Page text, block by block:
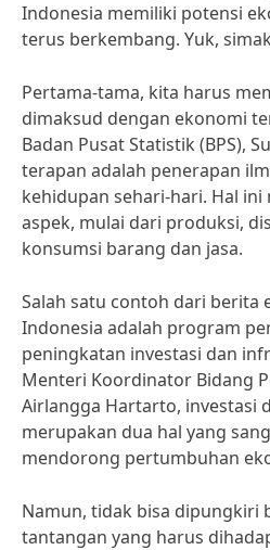
Indonesia memiliki potensi
terus berkembang. Yuk,
Pertama-tama, kita harus
dimaksud dengan ekonomi
Badan Pusat Statistik (BPS),
terapan adalah penerapan
kehidupan sehari-hari. Hal
aspek, mulai dari produksi,
konsumsi barang dan jasa.
Salah satu contoh dari berita
Indonesia adalah program
peningkatan investasi dan
Menteri Koordinator Bidang
Airlangga Hartarto, investasi
merupakan dua hal yang
mendorong pertumbuhan
Namun, tidak bisa dipungkiri
tantangan yang harus